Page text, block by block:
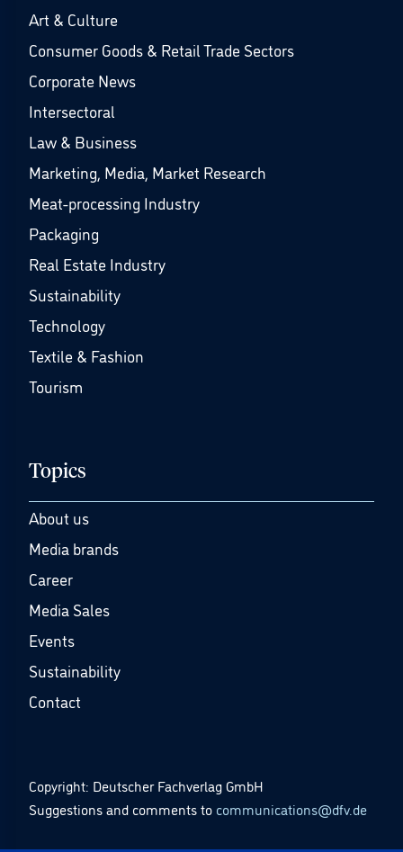
Art & Culture
Consumer Goods & Retail Trade Sectors
Corporate News
Intersectoral
Law & Business
Marketing, Media, Market Research
Meat-processing Industry
Packaging
Real Estate Industry
Sustainability
Technology
Textile & Fashion
Tourism
Topics
About us
Media brands
Career
Media Sales
Events
Sustainability
Contact
Copyright: Deutscher Fachverlag GmbH
Suggestions and comments to communications@dfv.de